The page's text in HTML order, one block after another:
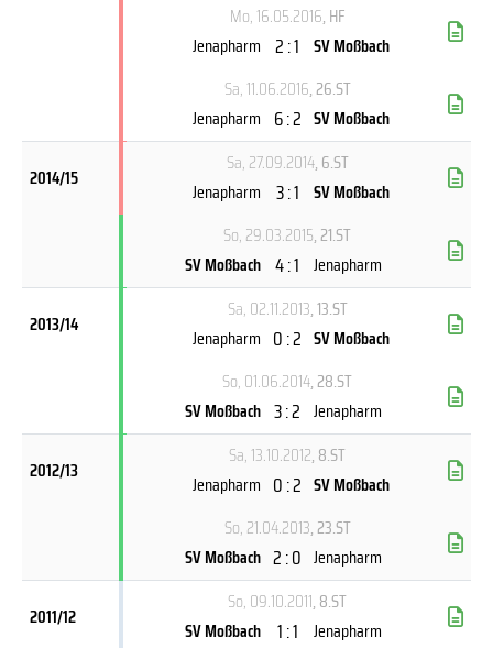
Mo, 16.05.2016, HF
Jenapharm 2 : 1 SV Moßbach
Sa, 11.06.2016, 26.ST
Jenapharm 6 : 2 SV Moßbach
2014/15
Sa, 27.09.2014, 6.ST
Jenapharm 3 : 1 SV Moßbach
So, 29.03.2015, 21.ST
SV Moßbach 4 : 1 Jenapharm
2013/14
Sa, 02.11.2013, 13.ST
Jenapharm 0 : 2 SV Moßbach
So, 01.06.2014, 28.ST
SV Moßbach 3 : 2 Jenapharm
2012/13
Sa, 13.10.2012, 8.ST
Jenapharm 0 : 2 SV Moßbach
So, 21.04.2013, 23.ST
SV Moßbach 2 : 0 Jenapharm
2011/12
So, 09.10.2011, 8.ST
SV Moßbach
1 : 1
Jenapharm